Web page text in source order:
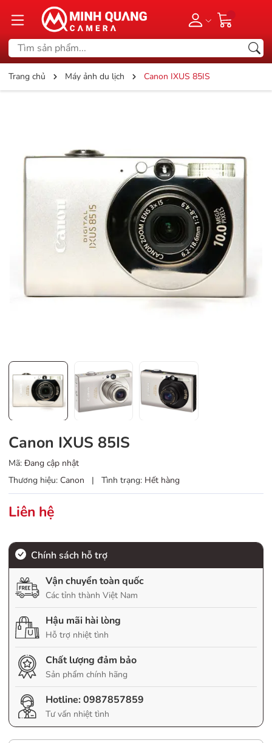
Trang chủ Máy ảnh du lịch Canon IXUS 85IS
Canon IXUS 85IS
Mã: Đang cập nhật
Thương hiệu: Canon | Tình trạng: Hết hàng
Liên hệ
Chính sách hỗ trợ
Vận chuyển toàn quốc
Các tỉnh thành Việt Nam
Hậu mãi hài lòng
Hỗ trợ nhiệt tình
Chất lượng đảm bảo
Sản phẩm chính hãng
Hotline:0987857859
Tư vấn nhiệt tình